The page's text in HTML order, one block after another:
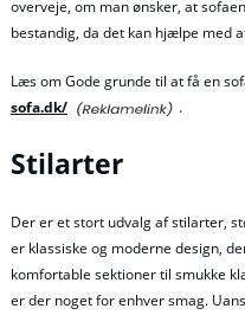
overveje, om man ønsker, at
bestandig, da det kan hjælpe med
Læs om Gode grunde til at få en
sofa.dk/
.
Stilarter
Der er et stort udvalg af stilarter,
er klassiske og moderne design,
komfortable sektioner til smukke
er der noget for enhver smag.